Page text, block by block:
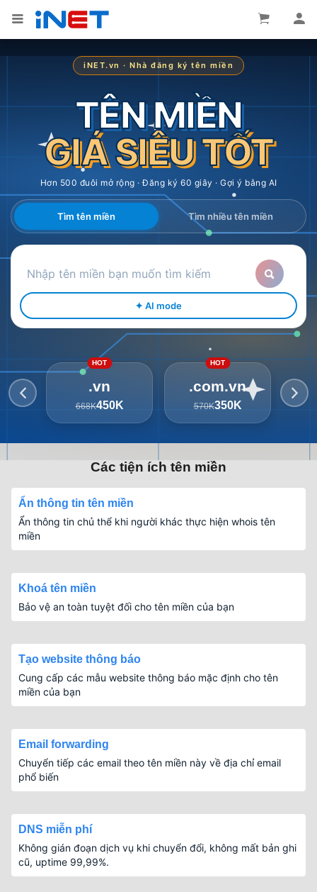
iNET.vn · Nhà đăng ký tên miền
TÊN MIỀN
GIÁ SIÊU TỐT
Hơn 500 đuôi mở rộng · Đăng ký 60 giây · Gợi ý bằng AI
Tìm tên miền Tìm nhiều tên miền
✦ AI mode
HOT
.vn
668K450K
HOT
.com.vn
570K350K
Các tiện ích tên miền
Ẩn thông tin tên miền
Ẩn thông tin chủ thể khi người khác thực hiện whois tên
miền
Khoá tên miền
Bảo vệ an toàn tuyệt đối cho tên miền của bạn
Tạo website thông báo
Cung cấp các mẫu website thông báo mặc định cho tên
miền của bạn
Email forwarding
Chuyển tiếp các email theo tên miền này về địa chỉ email
phổ biến
DNS miễn phí
Không gián đoạn dịch vụ khi chuyển đổi, không mất bản ghi
cũ, uptime 99,99%.